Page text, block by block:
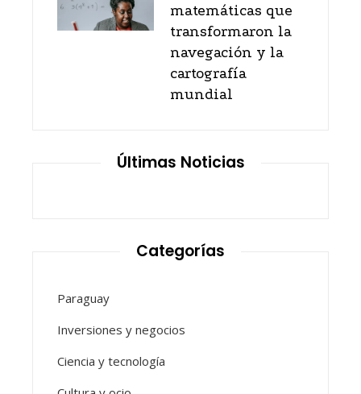
matemáticas que
transformaron la
navegación y la
cartografía
mundial
Últimas Noticias
Categorías
Paraguay
Inversiones y negocios
Ciencia y tecnología